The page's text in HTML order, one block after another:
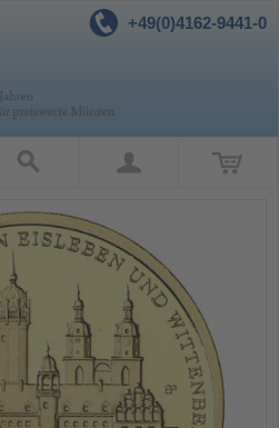
+49(0)4162-9441-0